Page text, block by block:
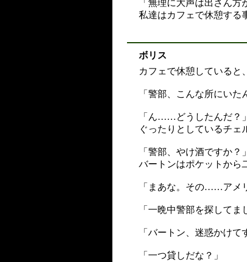
「無理に大声は出さん方
私達はカフェで休憩する
ボリス
カフェで休憩していると
「警部、こんな所にいた
「ん……どうしたんだ？」
ぐったりとしているチェ
「警部、やけ酒ですか？」
バートンはポケットから
「まあな。その……アメ
「一晩中警部を探して
「バートン、迷惑かけて
「一つ貸しだな？」